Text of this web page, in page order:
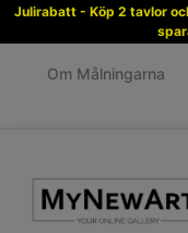
Julirabatt - Köp 2 tavlor
Om Målningarna